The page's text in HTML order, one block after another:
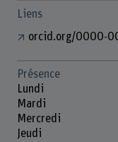
Liens
orcid.org/0000-
Présence
Lundi
Mardi
Mercredi
Jeudi